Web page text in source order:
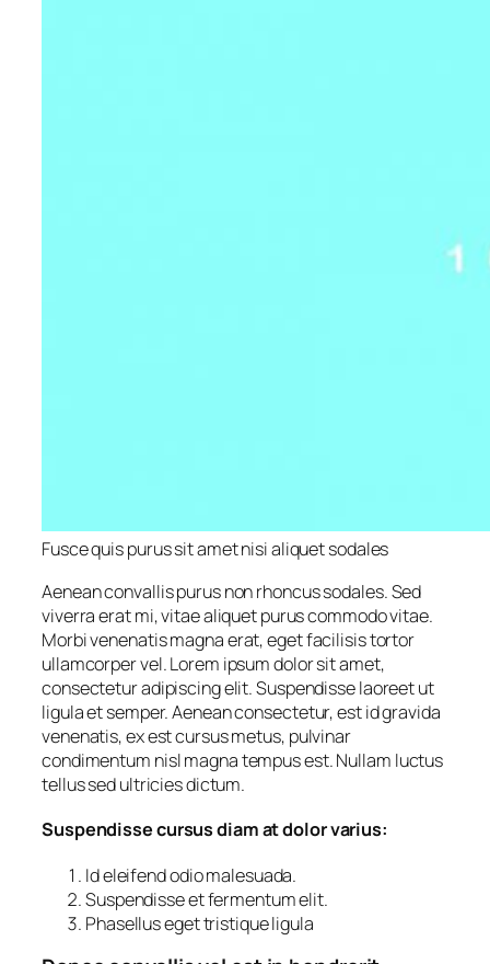
Fusce quis purus sit amet nisi aliquet sodales
Aenean convallis purus non rhoncus sodales. Sed
viverra erat mi, vitae aliquet purus commodo vitae.
Morbi venenatis magna erat, eget facilisis tortor
ullamcorper vel. Lorem ipsum dolor sit amet,
consectetur adipiscing elit. Suspendisse laoreet ut
ligula et semper. Aenean consectetur, est id gravida
venenatis, ex est cursus metus, pulvinar
condimentum nisl magna tempus est. Nullam luctus
tellus sed ultricies dictum.
Suspendisse cursus diam at dolor varius:
Id eleifend odio malesuada.
Suspendisse et fermentum elit.
Phasellus eget tristique ligula